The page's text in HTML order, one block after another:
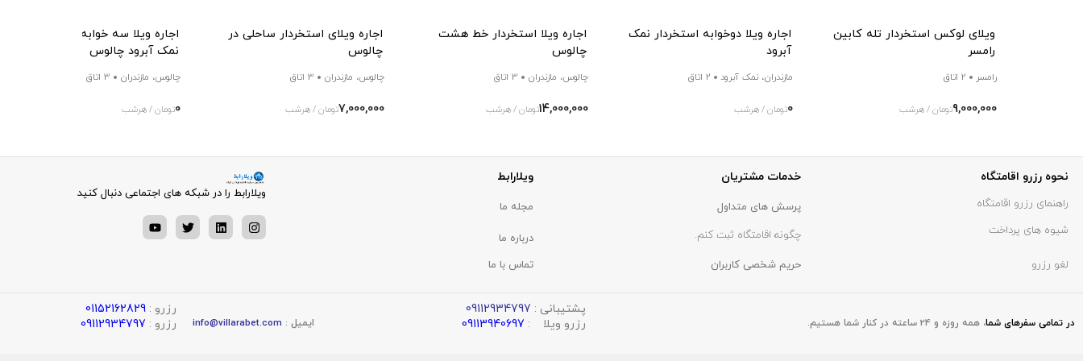
ویلای لوکس استخردار تله کابین
رامسر
رامسر 2 اتاق
9,000,000تومان / هرشب
اجاره ویلا دوخوابه استخردار نمک
آبرود
مازندران، نمک آبرود 2 اتاق
0تومان / هرشب
اجاره ویلا استخردار خط هشت
چالوس
چالوس، مازندران 3 اتاق
14,000,000تومان / هرشب
اجاره ویلای استخردار ساحلی در
چالوس
چالوس، مازندران 3 اتاق
7,000,000تومان / هرشب
اجاره ویلا سه خوابه استخردار نور
نمک آبرود چالوس
چالوس، مازندران 3 اتاق
0تومان / هرشب
نحوه رزرو اقامتگاه
راهنمای رزرو اقامتگاه
شیوه های پرداخت
لغو رزرو
خدمات مشتریان
پرسش های متداول
چگونه اقامتگاه ثبت کنم.
حریم شخصی کاربران
ویلارابط
مجله ما
درباره ما
تماس با ما
ویلارابط را در شبکه های اجتماعی دنبال کنید
در تمامی سفر‌های شما، همه روزه و 24 ساعته در کنار شما هستیم.
پشتیبانی : 09112934797
رزرو ویلا : 09113940697 ایمیل : info@villarabet.com
رزرو : 01152162829
رزرو : 09112934797